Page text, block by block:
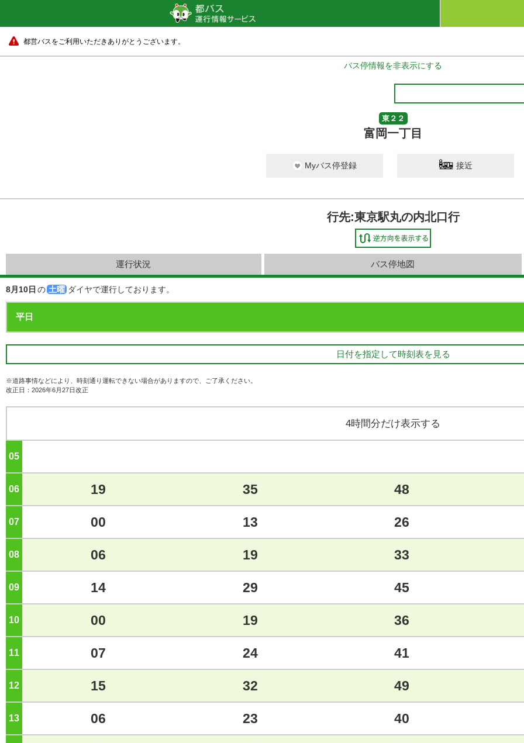
都営バスをご利用いただきありがとうございます。
バス停情報を非表示にする
東２２
富岡一丁目
Myバス停登録 接近
行先:東京駅丸の内北口行
運行状況 バス停地図
8月10日 の 土曜 ダイヤで運行しております。
日付を指定して時刻表を見る
※道路事情などにより、時刻通り運転できない場合がありますので、ご了承ください。
改正日：2026年6月27日改正
4時間分だけ表示する
05
06 19 35 48
07 00 13 26
08 06 19 33
09 14 29 45
10 00 19 36
11 07 24 41
12 15 32 49
13 06 23 40